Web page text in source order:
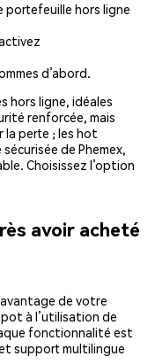
portefeuille hors ligne
d’abord.
hors ligne, idéales
renforcée, mais
perte ; les hot
de Phemex,
Choisissez l’option
avoir acheté
de votre
à l’utilisation de
fonctionnalité est
support multilingue